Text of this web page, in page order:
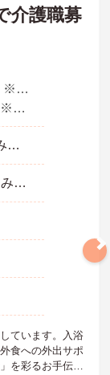
介護職募
月収 24.4万円～程度 ※諸手当込み
年収 335万円～程度 ※想定年収
神奈川県 大和市 つきみ野1-5-3
東急田園都市線「つきみ野駅」徒歩11分
ています。入浴
食への外出サポ
を彩るお手伝い